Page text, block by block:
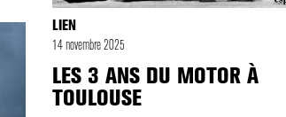
LIEN
14 novembre 2025
LES 3 ANS DU MOTOR À
TOULOUSE